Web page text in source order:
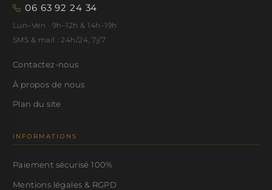
06 63 92 24 34
Lun–Ven · 9h–12h & 14h–19h
SMS & mail : 24h/24, 7j/7
Contactez-nous
À propos de nous
Plan du site
INFORMATIONS
Paiement sécurisé 100%
Mentions légales & RGPD